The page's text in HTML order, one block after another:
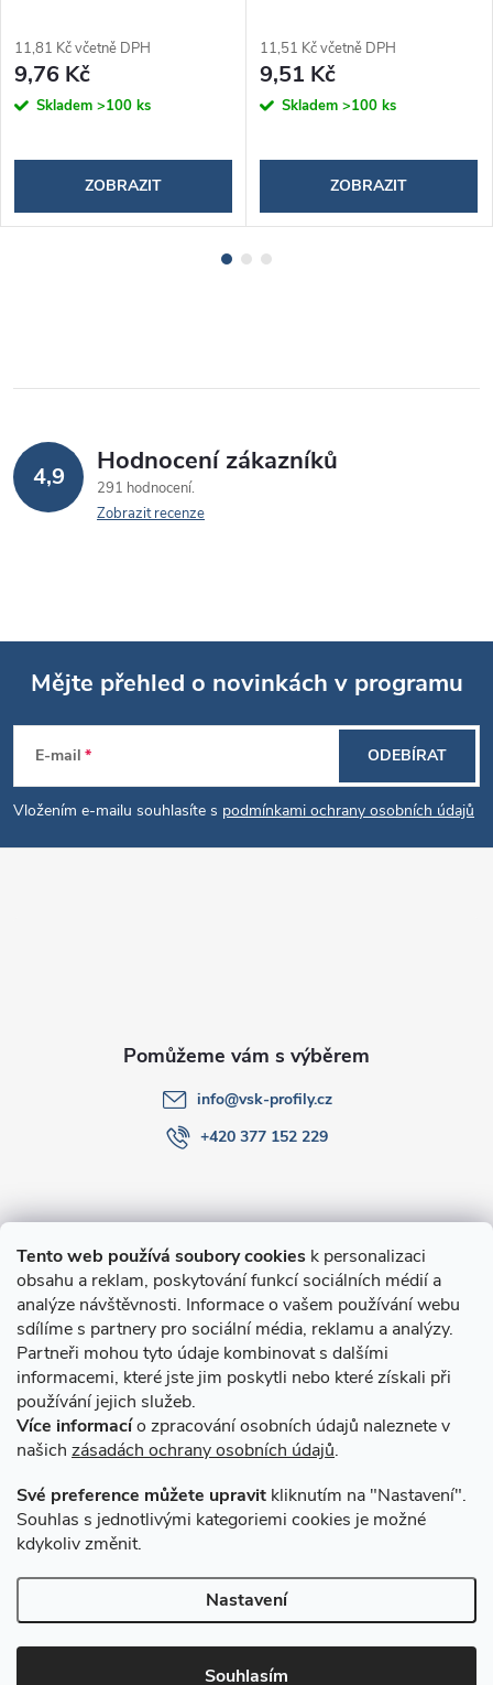
Tento web používá soubory cookies k personalizaci
obsahu a reklam, poskytování funkcí sociálních médií a
analýze návštěvnosti. Informace o vašem používání webu
sdílíme s partnery pro sociální média, reklamu a analýzy.
Partneři mohou tyto údaje kombinovat s dalšími
informacemi, které jste jim poskytli nebo které získali při
používání jejich služeb.
Více informacío zpracování osobních údajů naleznete v
našich zásadách ochrany osobních údajů.
Své preference můžete upravit kliknutím na "Nastavení".
Souhlas s jednotlivými kategoriemi cookies je možné
kdykoliv změnit.
Nastavení
Souhlasím
11,81 Kč včetně DPH
9,76 Kč
Skladem >100 ks
ZOBRAZIT
11,51 Kč včetně DPH
9,51 Kč
Skladem >100 ks
ZOBRAZIT
4,9 Hodnocení zákazníků
291 hodnocení
Zobrazit recenze
Z
á
p
Mějte přehled o novinkách v programu
E-mail
Vložením e-mailu souhlasíte s podmínkami ochrany osobních údajů
ODEBÍRAT
O nákupu
Novinky v programu Alusic
Archiv
info@vsk-profily.cz
+420 377 152 229
Způsoby dopravy
Copyright 2026VSK Profily. Všechna práva vyhrazena.